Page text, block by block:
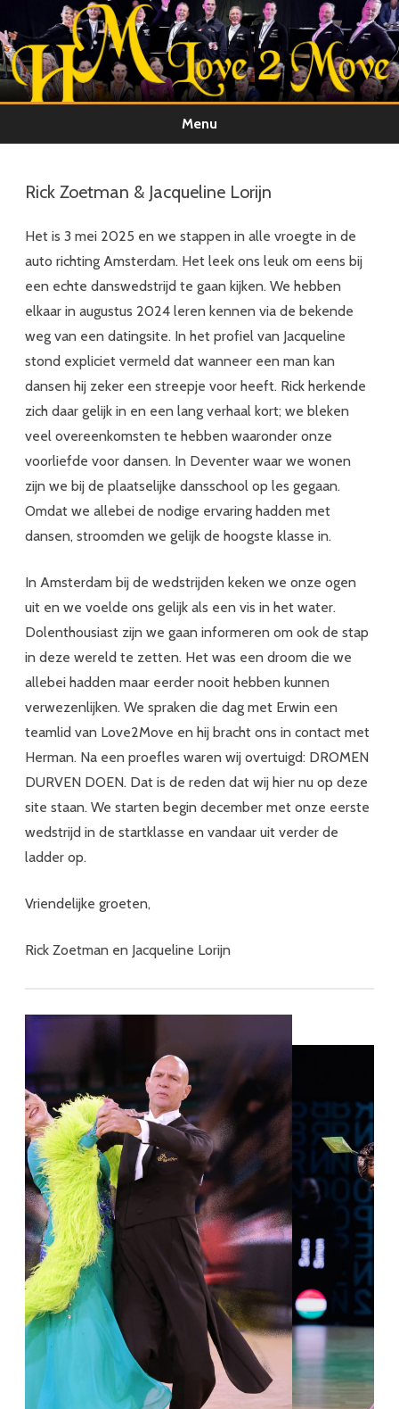
Menu
de
Rick Zoetman & Jacqueline Lorijn
Het is 3 mei 2025 en we stappen in alle vroegte in de
auto richting Amsterdam. Het leek ons leuk om eens bij
een echte danswedstrijd te gaan kijken. We hebben
elkaar in augustus 2024 leren kennen via de bekende
weg van een datingsite. In het profiel van Jacqueline
stond expliciet vermeld dat wanneer een man kan
dansen hij zeker een streepje voor heeft. Rick herkende
zich daar gelijk in en een lang verhaal kort; we bleken
veel overeenkomsten te hebben waaronder onze
voorliefde voor dansen. In Deventer waar we wonen
zijn we bij de plaatselijke dansschool op les gegaan.
Omdat we allebei de nodige ervaring hadden met
dansen, stroomden we gelijk de hoogste klasse in.
In Amsterdam bij de wedstrijden keken we onze ogen
uit en we voelde ons gelijk als een vis in het water.
Dolenthousiast zijn we gaan informeren om ook de stap
in deze wereld te zetten. Het was een droom die we
allebei hadden maar eerder nooit hebben kunnen
verwezenlijken. We spraken die dag met Erwin een
teamlid van Love2Move en hij bracht ons in contact met
Herman. Na een proefles waren wij overtuigd: DROMEN
DURVEN DOEN. Dat is de reden dat wij hier nu op deze
site staan. We starten begin december met onze eerste
wedstrijd in de startklasse en vandaar uit verder de
ladder op.
Vriendelijke groeten,
Rick Zoetman en Jacqueline Lorijn